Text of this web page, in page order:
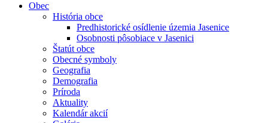
Obec
História obce
Predhistorické osídlenie územia Jasenice
Osobnosti pôsobiace v Jasenici
Štatút obce
Obecné symboly
Geografia
Demografia
Príroda
Aktuality
Kalendár akcií